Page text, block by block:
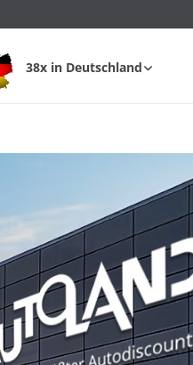
38x in Deutschland